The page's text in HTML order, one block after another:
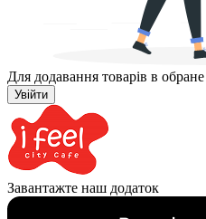
Для додавання товарів в
Увійти
Завантажте наш додаток